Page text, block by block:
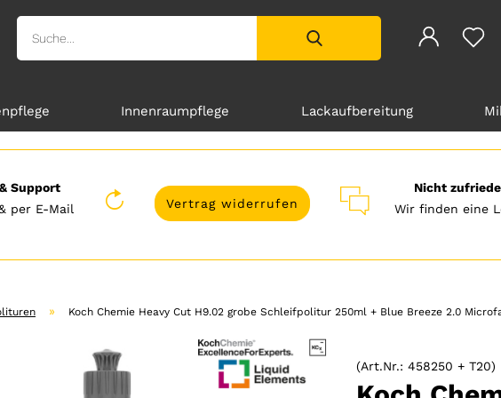
Innenraumpflege Lackaufbereitung
Support
per E-Mail
Vertrag widerrufen
Nicht
Wir finden eine
» Koch Chemie Heavy Cut H9.02 grobe Schleifpolitur 250ml + Blue Breeze 2.0
(Art.Nr.: 458250 + T20)